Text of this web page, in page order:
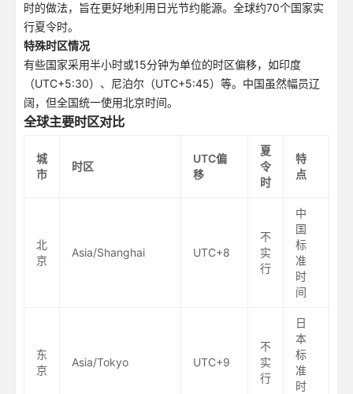
时的做法，旨在更好地利用日光节约能源。全球约70个国家实
行夏令时。
特殊时区情况
有些国家采用半小时或15分钟为单位的时区偏移，如印度
（UTC+5:30）、尼泊尔（UTC+5:45）等。中国虽然幅员辽
阔，但全国统一使用北京时间。
全球主要时区对比
城
市
时区
UTC偏
移
夏
令
时
特
点
北
京
Asia/Shanghai UTC+8
不
实
行
中
国
标
准
时
间
东
京
Asia/Tokyo UTC+9
不
实
行
日
本
标
准
时